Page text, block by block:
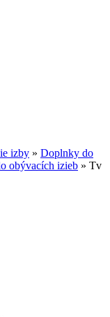
izby » Doplnky do
obývacích izieb » Tv